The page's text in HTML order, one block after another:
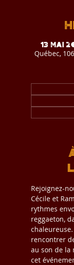
13 mai
Québec,
Rejoignez-
Cécile et
rythmes
reggaeton,
rencontrer
au son de la
cet